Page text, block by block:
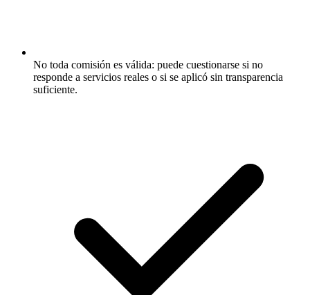
No toda comisión es válida: puede cuestionarse si no
responde a servicios reales o si se aplicó sin transparencia
suficiente.